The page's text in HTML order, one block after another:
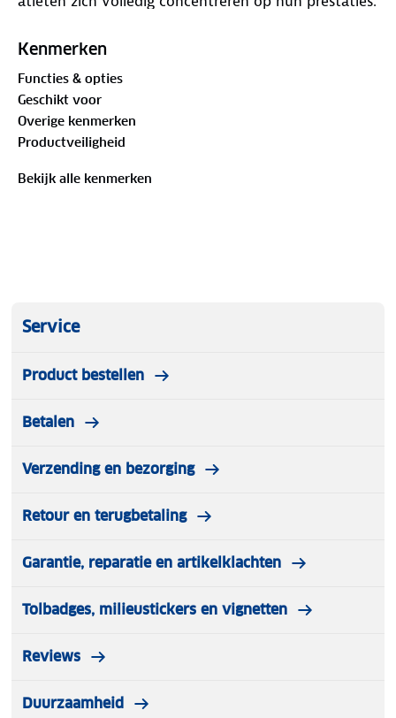
crash alert, biedt de ROX 11.1 2 manieren van
komoot app) als ook de mogelijkheid een GPX-route
in te laden. Uiteraard kun je de ROX 11.1 EVO ook
koppelen met een vermogensmeter, elektronisch
schakelen en beschikt deze over het FE-C protocol
om een smart trainer (indoor trainer) te verbinden.
Kenmerken
Functies & opties
Geschikt voor
Overige kenmerken
Productveiligheid
Bekijk alle kenmerken
Service
Product bestellen
Betalen
Verzending en bezorging
Retour en terugbetaling
Garantie, reparatie en artikelklachten
Tolbadges, milieustickers en vignetten
Reviews
Duurzaamheid